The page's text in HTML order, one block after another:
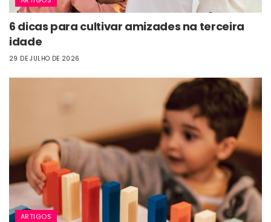
6 dicas para cultivar amizades na terceira
idade
29 DE JULHO DE 2026
ARTIGOS